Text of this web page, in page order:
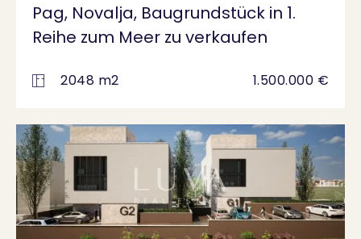
Pag, Novalja, Baugrundstück in 1.
Reihe zum Meer zu verkaufen
2048 m2 1.500.000 €